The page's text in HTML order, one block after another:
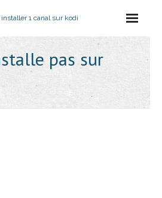
1 canal sur kodi
pas sur